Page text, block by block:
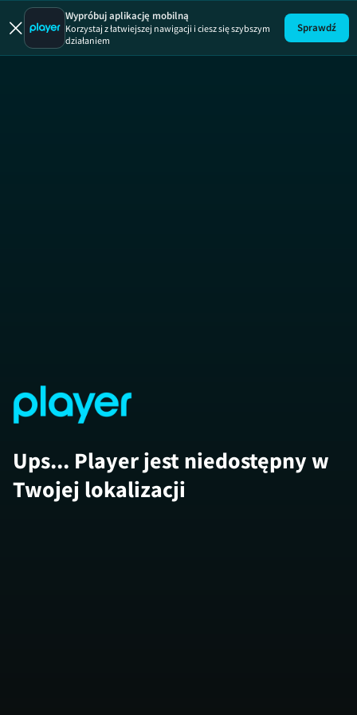
Uwaga!
Wypróbuj aplikację mobilną
Korzystaj z łatwiejszej nawigacji i ciesz się szybszym
działaniem
Sprawdź
Ups... Player jest niedostępny w
Twojej lokalizacji